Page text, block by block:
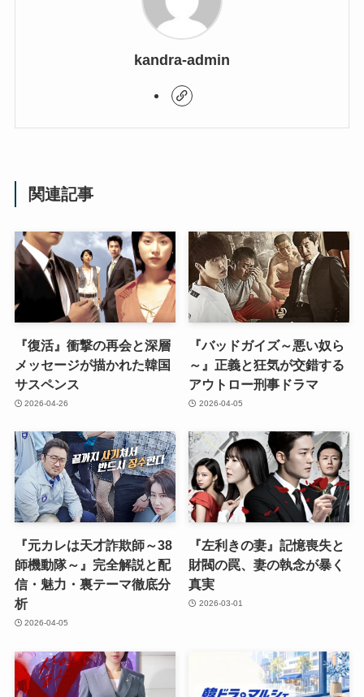
kandra-admin
関連記事
『復活』衝撃の再会と深層
メッセージが描かれた韓国
サスペンス
2026-04-26
『バッドガイズ～悪い奴ら
～』正義と狂気が交錯する
アウトロー刑事ドラマ
2026-04-05
『元カレは天才詐欺師～38
師機動隊～』完全解説と配
信・魅力・裏テーマ徹底分
析
2026-04-05
『左利きの妻』記憶喪失と
財閥の罠、妻の執念が暴く
真実
2026-03-01